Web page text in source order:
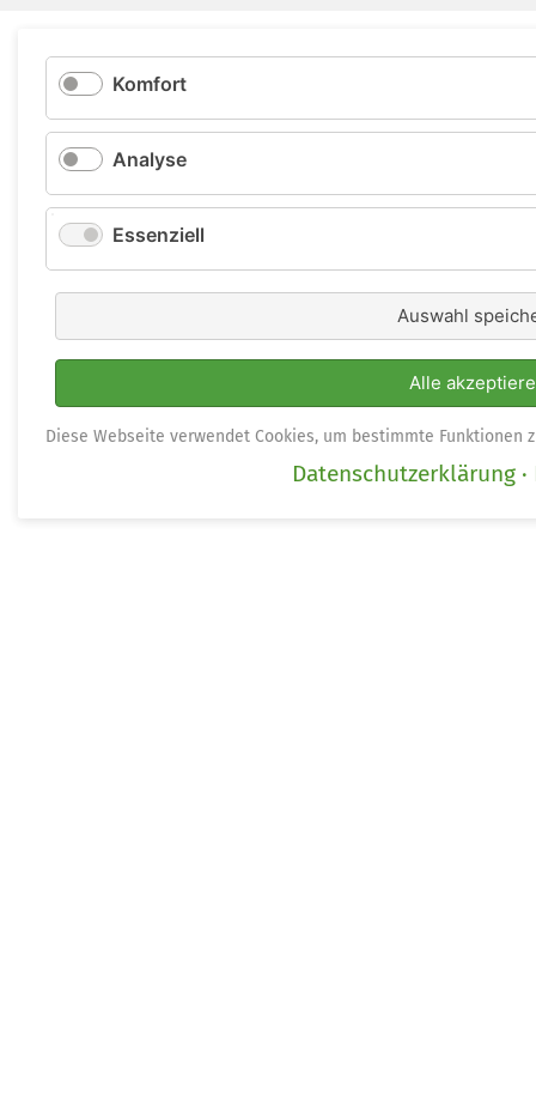
Komfort
Analyse
Essenziell
Auswahl
Alle
Diese Webseite verwendet Cookies, um bestimmte Funktionen
Datenschutzerklärung